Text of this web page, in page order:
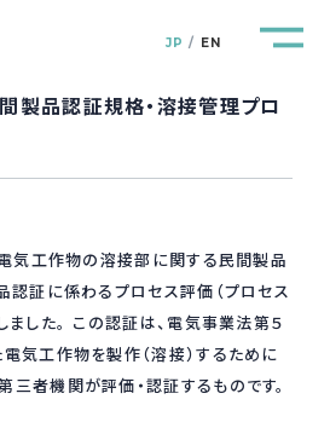
JP EN
間製品認証規格・溶接管理プロ
気工作物の溶接部に関する民間製品
認証に係わるプロセス評価（プロセス
した。 この認証は、電気事業法第５
気工作物を製作（溶接）するために
者機関が評価・認証するものです。